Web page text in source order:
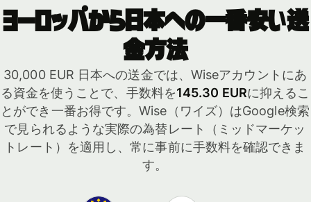
ヨーロッパから日本への一番安い送
金方法
30,000 EUR 日本への送金では、Wiseアカウントにあ
る資金を使うことで、手数料を145.30 EURに抑えるこ
とができ一番お得です。Wise（ワイズ）はGoogle検索
で見られるような実際の為替レート（ミッドマーケッ
トレート）を適用し、常に事前に手数料を確認できま
す。